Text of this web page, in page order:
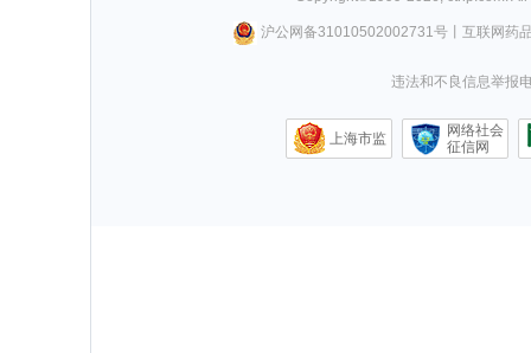
沪公网备31010502002731号丨 互联网药
违法和不良信息举报
上海市监
网络社会
征信网